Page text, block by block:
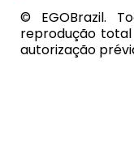
© EGOBrazil.
reprodução
autorização